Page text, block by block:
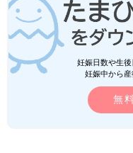
妊娠日数や生
妊娠中から
無